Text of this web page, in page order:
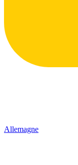
Allemagne